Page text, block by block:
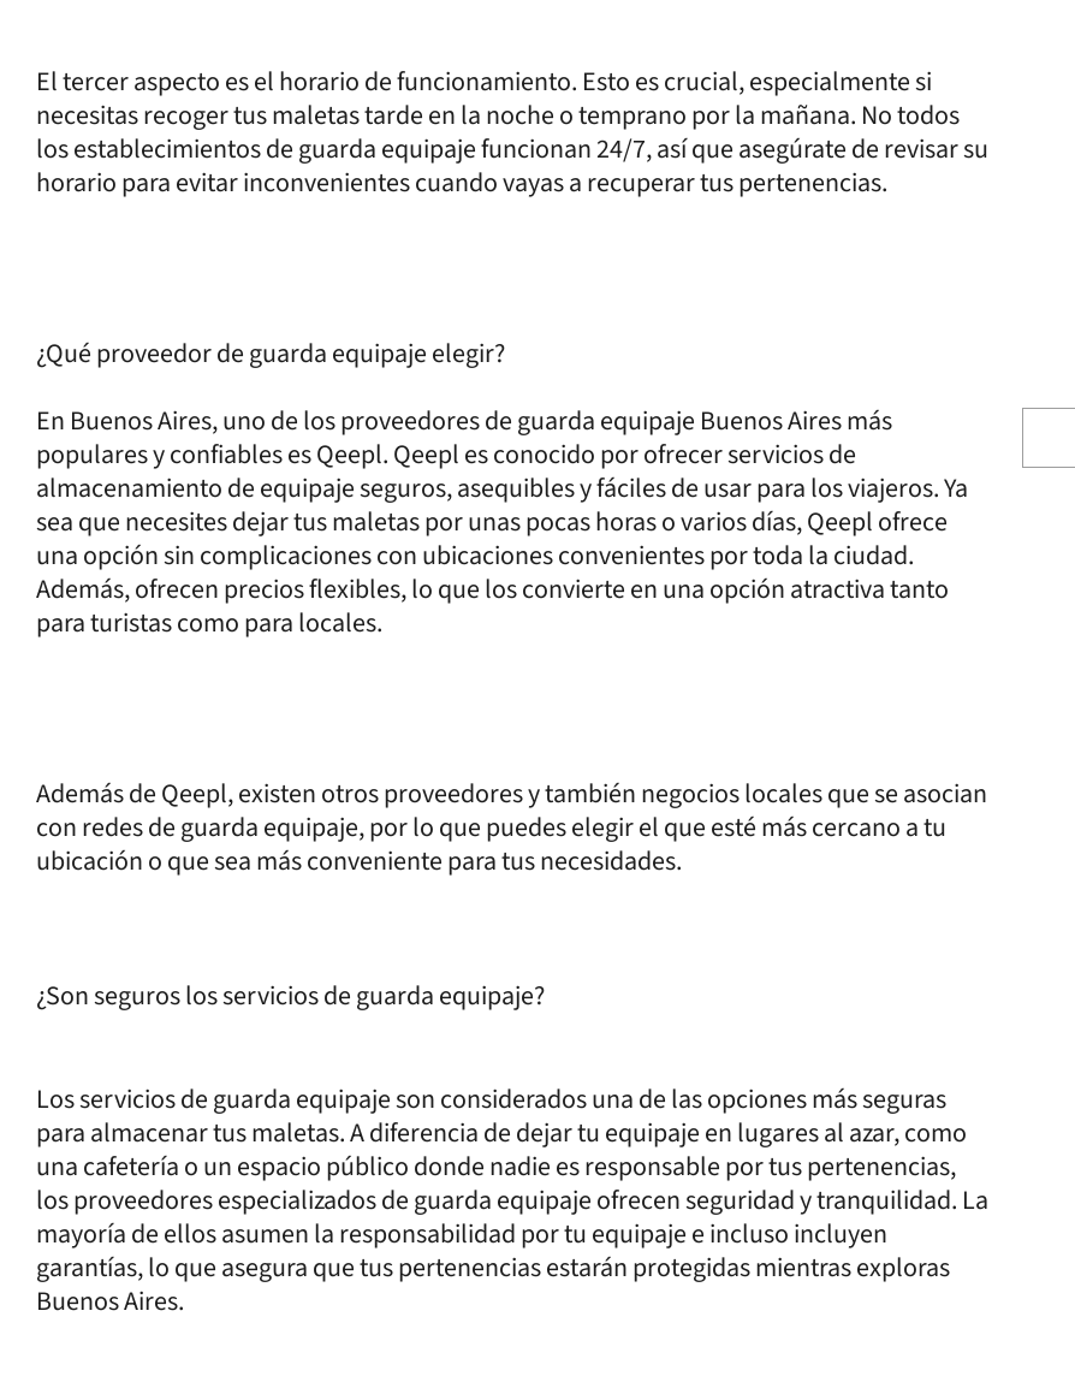
El tercer aspecto es el horario de funcionamiento. Esto es crucial, especialmente si
necesitas recoger tus maletas tarde en la noche o temprano por la mañana. No todos
los establecimientos de guarda equipaje funcionan 24/7, así que asegúrate de revisar su
horario para evitar inconvenientes cuando vayas a recuperar tus pertenencias.
¿Qué proveedor de guarda equipaje elegir?
En Buenos Aires, uno de los proveedores de guarda equipaje Buenos Aires más
populares y confiables es Qeepl. Qeepl es conocido por ofrecer servicios de
almacenamiento de equipaje seguros, asequibles y fáciles de usar para los viajeros. Ya
sea que necesites dejar tus maletas por unas pocas horas o varios días, Qeepl ofrece
una opción sin complicaciones con ubicaciones convenientes por toda la ciudad.
Además, ofrecen precios flexibles, lo que los convierte en una opción atractiva tanto
para turistas como para locales.
Además de Qeepl, existen otros proveedores y también negocios locales que se asocian
con redes de guarda equipaje, por lo que puedes elegir el que esté más cercano a tu
ubicación o que sea más conveniente para tus necesidades.
¿Son seguros los servicios de guarda equipaje?
Los servicios de guarda equipaje son considerados una de las opciones más seguras
para almacenar tus maletas. A diferencia de dejar tu equipaje en lugares al azar, como
una cafetería o un espacio público donde nadie es responsable por tus pertenencias,
los proveedores especializados de guarda equipaje ofrecen seguridad y tranquilidad. La
mayoría de ellos asumen la responsabilidad por tu equipaje e incluso incluyen
garantías, lo que asegura que tus pertenencias estarán protegidas mientras exploras
Buenos Aires.